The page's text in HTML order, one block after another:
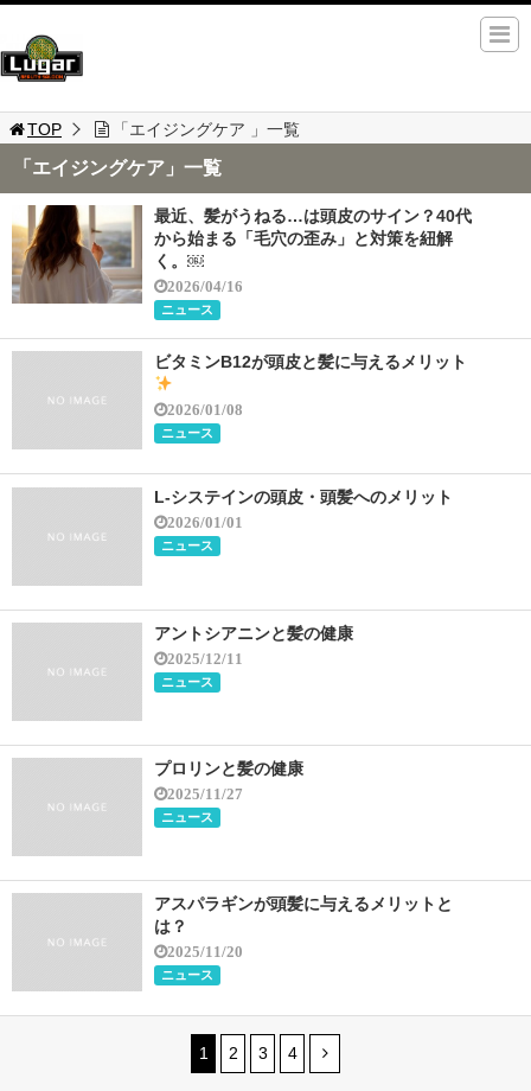
TOP 「エイジングケア 」一覧
「エイジングケア」一覧
最近、髪がうねる…は頭皮のサイン？40代
から始まる「毛穴の歪み」と対策を紐解
く。￼
2026/04/16
ニュース
ビタミンB12が頭皮と髪に与えるメリット
2026/01/08
ニュース
L-システインの頭皮・頭髪へのメリット
2026/01/01
ニュース
アントシアニンと髪の健康
2025/12/11
ニュース
プロリンと髪の健康
2025/11/27
ニュース
アスパラギンが頭髪に与えるメリットと
は？
2025/11/20
ニュース
1 2 3 4